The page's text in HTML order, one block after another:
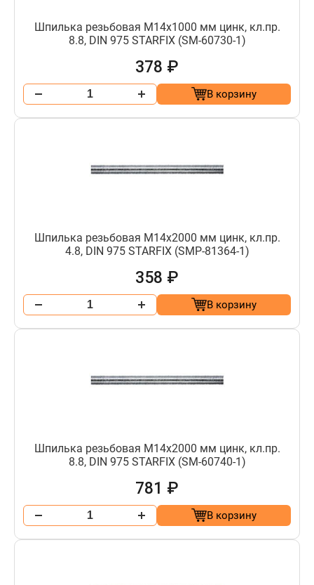
Шпилька резьбовая М14х1000 мм цинк, кл.пр.
8.8, DIN 975 STARFIX (SM-60730-1)
378 ₽
В корзину
Шпилька резьбовая М14х2000 мм цинк, кл.пр.
4.8, DIN 975 STARFIX (SMP-81364-1)
358 ₽
В корзину
Шпилька резьбовая М14х2000 мм цинк, кл.пр.
8.8, DIN 975 STARFIX (SM-60740-1)
781 ₽
В корзину